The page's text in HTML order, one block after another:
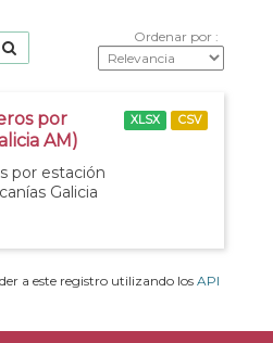
Ordenar por
por
AM)
por estación
Galicia
XLSX CSV
a este registro utilizando los API